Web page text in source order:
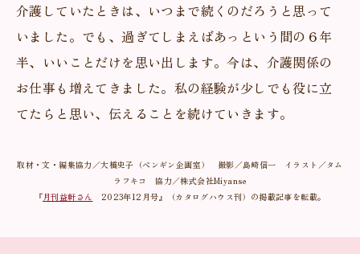
介護していたときは、いつまで続くのだろうと思って
いました。でも、過ぎてしまえばあっという間の６年
半、いいことだけを思い出します。今は、介護関係の
お仕事も増えてきました。私の経験が少しでも役に立
てたらと思い、伝えることを続けていきます。
取材・文・編集協力／大橋史子（ペンギン企画室） 撮影／島崎信一 イラスト／タム
ラフキコ 協力／株式会社Miyanse
『月刊益軒さん 2023年12月号』（カタログハウス刊）の掲載記事を転載。